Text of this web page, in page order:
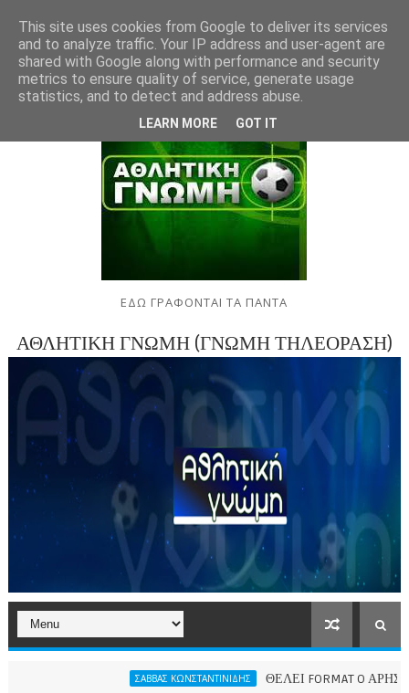
ΕΔΩ ΓΡΑΦΟΝΤΑΙ ΤΑ ΠΑΝΤΑ
ΑΘΛΗΤΙΚΗ ΓΝΩΜΗ (ΓΝΩΜΗ ΤΗΛΕΟΡΑΣΗ)
ΣΑΒΒΑΣ ΚΩΝΣΤΑΝΤΙΝΙΔΗΣ ΘΕΛΕΙ FORMAT O ΑΡΗΣ ΠΑΕ
This site uses cookies from Google to deliver its services
and to analyze traffic. Your IP address and user-agent are
shared with Google along with performance and security
metrics to ensure quality of service, generate usage
statistics, and to detect and address abuse.
LEARN MORE GOT IT